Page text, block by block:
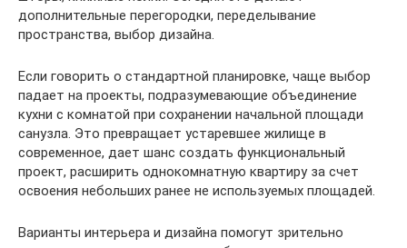
дополнительные перегородки, переделывание
пространства, выбор дизайна.
Если говорить о стандартной планировке, чаще выбор
падает на проекты, подразумевающие объединение
кухни с комнатой при сохранении начальной площади
санузла. Это превращает устаревшее жилище в
современное, дает шанс создать функциональный
проект, расширить однокомнатную квартиру за счет
освоения небольших ранее не используемых площадей.
Варианты интерьера и дизайна помогут зрительно